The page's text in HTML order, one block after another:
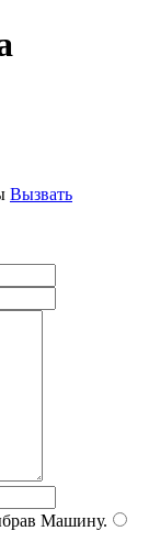
Вызвать
Машину.